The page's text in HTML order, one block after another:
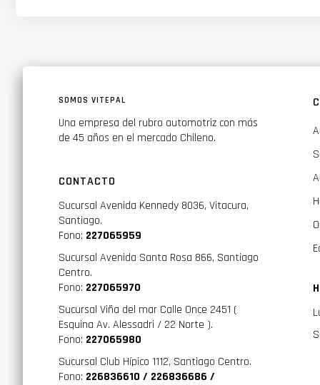
SOMOS VITEPAL
Una empresa del rubro automotriz con más
de 45 años en el mercado Chileno.
CONTACTO
Sucursal Avenida Kennedy 8036, Vitacura,
Santiago.
Fono: 227065959
Sucursal Avenida Santa Rosa 866, Santiago
Centro.
Fono: 227065970
Sucursal Viña del mar Calle Once 2451 (
Esquina Av. Alessadri / 22 Norte ).
Fono: 227065980
Sucursal Club Hípico 1112, Santiago Centro.
Fono: 226836610 / 226836686 /